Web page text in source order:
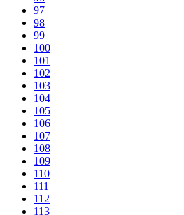
97
98
99
100
101
102
103
104
105
106
107
108
109
110
111
112
113